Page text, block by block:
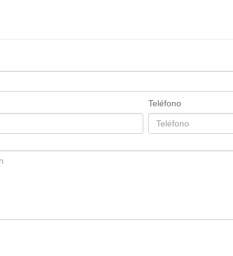
Teléfono